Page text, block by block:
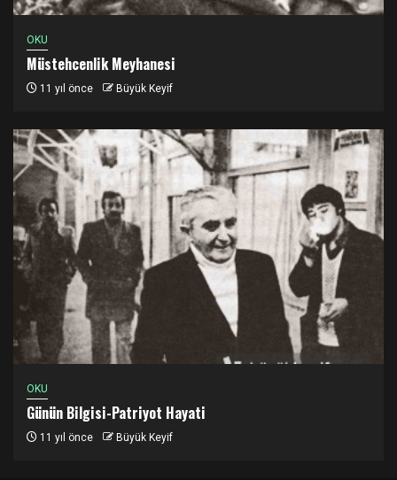
OKU
Müstehcenlik Meyhanesi
11 yıl önce Büyük Keyif
OKU
Günün Bilgisi-Patriyot Hayati
11 yıl önce Büyük Keyif